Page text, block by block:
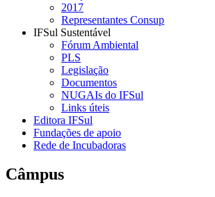
2017
Representantes Consup
IFSul Sustentável
Fórum Ambiental
PLS
Legislação
Documentos
NUGAIs do IFSul
Links úteis
Editora IFSul
Fundações de apoio
Rede de Incubadoras
Câmpus